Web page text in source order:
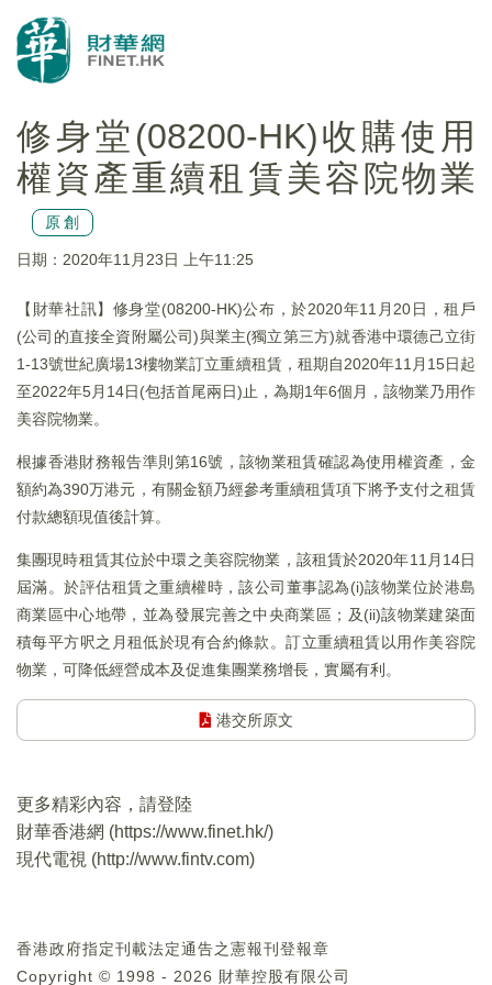
修身堂(08200-HK)收購使用
權資產重續租賃美容院物業
原創
日期：2020年11月23日 上午11:25
【財華社訊】修身堂(08200-HK)公布，於2020年11月20日，租戶
(公司的直接全資附屬公司)與業主(獨立第三方)就香港中環德己立街
1-13號世紀廣場13樓物業訂立重續租賃，租期自2020年11月15日起
至2022年5月14日(包括首尾兩日)止，為期1年6個月，該物業乃用作
美容院物業。
根據香港財務報告準則第16號，該物業租賃確認為使用權資產，金
額約為390万港元，有關金額乃經參考重續租賃項下將予支付之租賃
付款總額現值後計算。
集團現時租賃其位於中環之美容院物業，該租賃於2020年11月14日
屆滿。於評估租賃之重續權時，該公司董事認為(i)該物業位於港島
商業區中心地帶，並為發展完善之中央商業區；及(ii)該物業建築面
積每平方呎之月租低於現有合約條款。訂立重續租賃以用作美容院
物業，可降低經營成本及促進集團業務增長，實屬有利。
港交所原文
更多精彩內容，請登陸
財華香港網 (https://www.finet.hk/)
現代電視 (http://www.fintv.com)
香港政府指定刊載法定通告之憲報刊登報章
Copyright © 1998 - 2026 財華控股有限公司